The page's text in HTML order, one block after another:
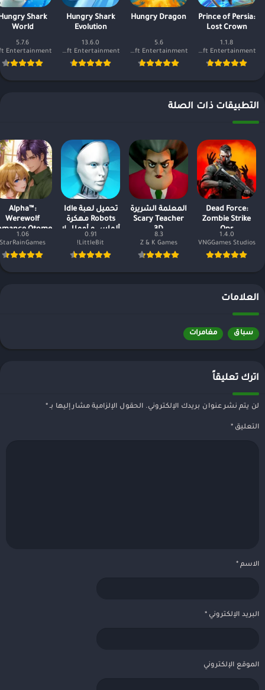
Prince of Persia:
Lost Crown
1.1.8
Ubisoft Entertainment
Hungry Dragon
5.6
Ubisoft Entertainment
Hungry Shark
Evolution
13.6.0
Ubisoft Entertainment
Shark
World
5.7.6
التطبيقات ذات الصلة
Dead Force:
Zombie Strike
Ops
1.4.0
VNGGames Studios
المعلمة الشريرة
Scary Teacher
3D
8.3
Z & K Games
تحميل لعبة Idle
Robots مهكرة
ألماس و أموال لا
نهاية
0.91
LittleBit!
Alpha™:
Werewolf
Otome
1.06
StarRainGames
العلامات
سباق مغامرات
اترك تعليقاً
لن يتم نشر عنوان بريدك الإلكتروني. الحقول الإلزامية مشار إليها بـ *
التعليق *
الاسم *
البريد الإلكتروني *
الموقع الإلكتروني